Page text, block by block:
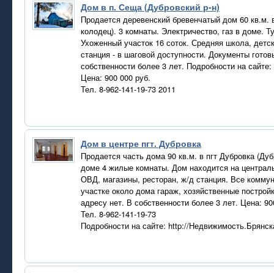
Дом в п. Сеща (Дубровский р-н)
Продается деревенский бревенчатый дом 60
колодец). 3 комнаты. Электричество, газ в доме.
Ухоженный участок 16 соток. Средняя школа,
станция - в шаговой доступности. Документы
собственности более 3 лет. Подробности на
Цена: 900 000 руб.
Тел. 8-962-141-19-73 2011
Дом в центре пгт. Дубровка
Продается часть дома 90 кв.м. в пгт Дубровка
доме 4 жилые комнаты. Дом находится на
ОВД, магазины, ресторан, ж/д станция. Все
участке около дома гараж, хозяйственные
адресу нет. В собственности более 3 лет. Цена:
Тел. 8-962-141-19-73
Подробности на сайте: http://